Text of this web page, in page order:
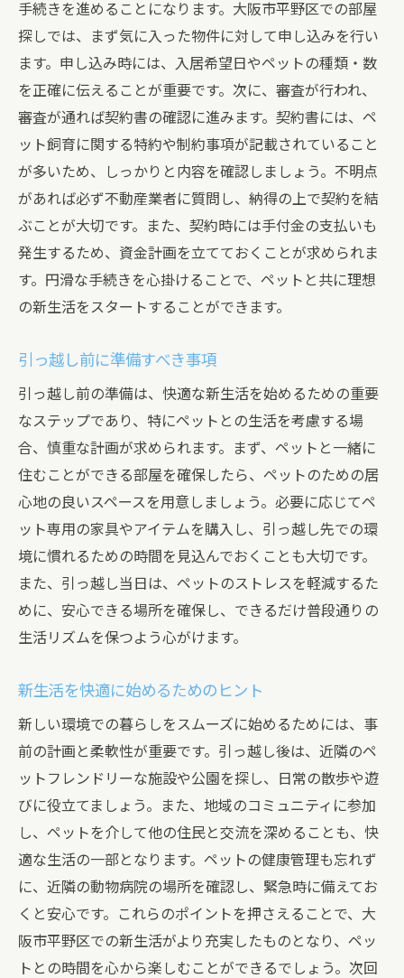
手続きを進めることになります。大阪市平野区での部屋
探しでは、まず気に入った物件に対して申し込みを行い
ます。申し込み時には、入居希望日やペットの種類・数
を正確に伝えることが重要です。次に、審査が行われ、
審査が通れば契約書の確認に進みます。契約書には、ペ
ット飼育に関する特約や制約事項が記載されていること
が多いため、しっかりと内容を確認しましょう。不明点
があれば必ず不動産業者に質問し、納得の上で契約を結
ぶことが大切です。また、契約時には手付金の支払いも
発生するため、資金計画を立てておくことが求められま
す。円滑な手続きを心掛けることで、ペットと共に理想
の新生活をスタートすることができます。
引っ越し前に準備すべき事項
引っ越し前の準備は、快適な新生活を始めるための重要
なステップであり、特にペットとの生活を考慮する場
合、慎重な計画が求められます。まず、ペットと一緒に
住むことができる部屋を確保したら、ペットのための居
心地の良いスペースを用意しましょう。必要に応じてペ
ット専用の家具やアイテムを購入し、引っ越し先での環
境に慣れるための時間を見込んでおくことも大切です。
また、引っ越し当日は、ペットのストレスを軽減するた
めに、安心できる場所を確保し、できるだけ普段通りの
生活リズムを保つよう心がけます。
新生活を快適に始めるためのヒント
新しい環境での暮らしをスムーズに始めるためには、事
前の計画と柔軟性が重要です。引っ越し後は、近隣のペ
ットフレンドリーな施設や公園を探し、日常の散歩や遊
びに役立てましょう。また、地域のコミュニティに参加
し、ペットを介して他の住民と交流を深めることも、快
適な生活の一部となります。ペットの健康管理も忘れず
に、近隣の動物病院の場所を確認し、緊急時に備えてお
くと安心です。これらのポイントを押さえることで、大
阪市平野区での新生活がより充実したものとなり、ペッ
トとの時間を心から楽しむことができるでしょう。次回